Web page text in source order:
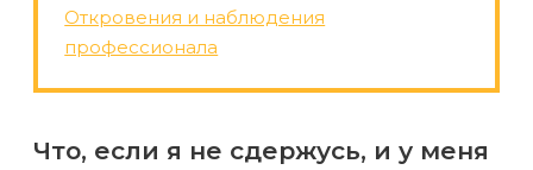
Откровения и наблюдения
профессионала
Что, если я не сдержусь, и у меня